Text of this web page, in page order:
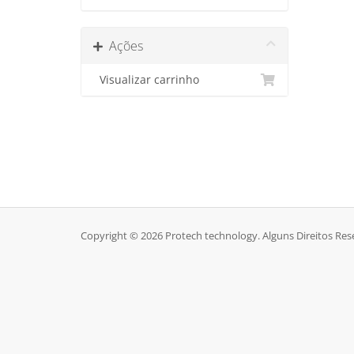
Ações
Visualizar carrinho
Copyright © 2026 Protech technology. Alguns Direitos